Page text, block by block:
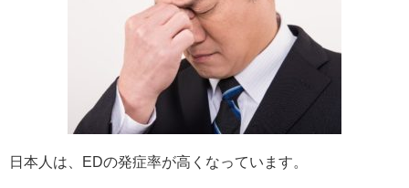
日本人は、EDの発症率が高くなっています。